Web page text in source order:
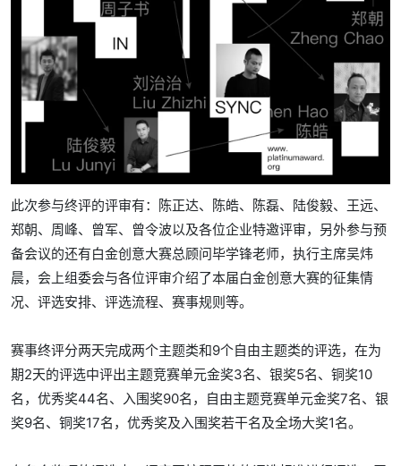
此次参与终评的评审有：陈正达、陈皓、陈磊、陆俊毅、王远、
郑朝、周峰、曾军、曾令波以及各位企业特邀评审，另外参与预
备会议的还有白金创意大赛总顾问毕学锋老师，执行主席吴炜
晨，会上组委会与各位评审介绍了本届白金创意大赛的征集情
况、评选安排、评选流程、赛事规则等。
赛事终评分两天完成两个主题类和9个自由主题类的评选，在为
期2天的评选中评出主题竞赛单元金奖3名、银奖5名、铜奖10
名，优秀奖44名、入围奖90名，自由主题竞赛单元金奖7名、银
奖9名、铜奖17名，优秀奖及入围奖若干名及全场大奖1名。